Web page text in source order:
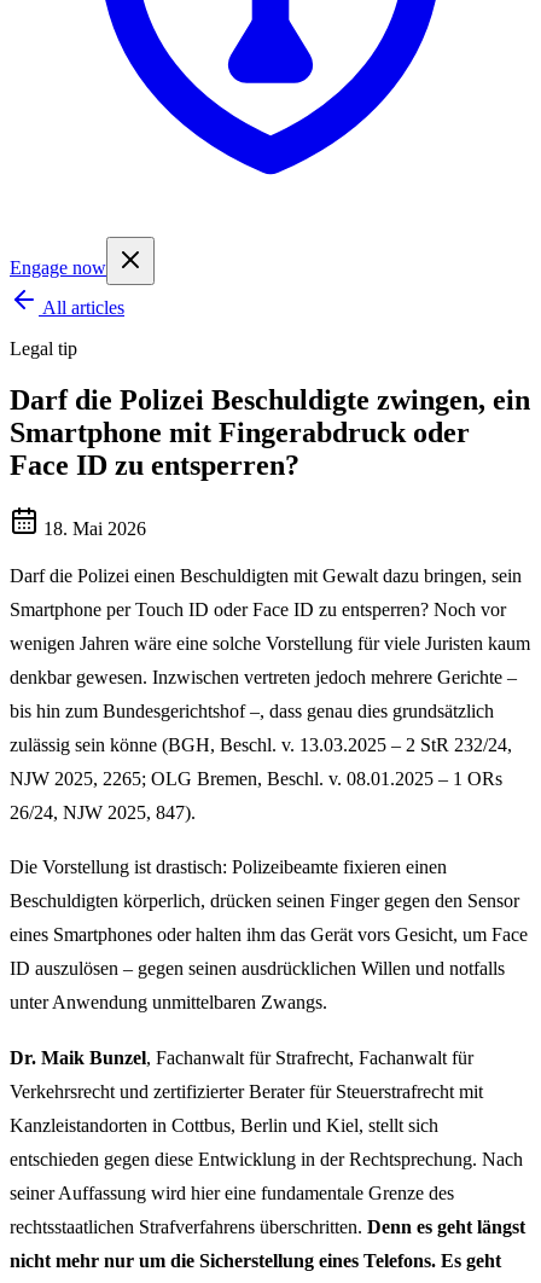
Engage now
All articles
Legal tip
Darf die Polizei Beschuldigte zwingen, ein
Smartphone mit Fingerabdruck oder
Face ID zu entsperren?
18. Mai 2026
Darf die Polizei einen Beschuldigten mit Gewalt dazu bringen, sein
Smartphone per Touch ID oder Face ID zu entsperren? Noch vor
wenigen Jahren wäre eine solche Vorstellung für viele Juristen kaum
denkbar gewesen. Inzwischen vertreten jedoch mehrere Gerichte –
bis hin zum Bundesgerichtshof –, dass genau dies grundsätzlich
zulässig sein könne (BGH, Beschl. v. 13.03.2025 – 2 StR 232/24,
NJW 2025, 2265; OLG Bremen, Beschl. v. 08.01.2025 – 1 ORs
26/24, NJW 2025, 847).
Die Vorstellung ist drastisch: Polizeibeamte fixieren einen
Beschuldigten körperlich, drücken seinen Finger gegen den Sensor
eines Smartphones oder halten ihm das Gerät vors Gesicht, um Face
ID auszulösen – gegen seinen ausdrücklichen Willen und notfalls
unter Anwendung unmittelbaren Zwangs.
Dr. Maik Bunzel, Fachanwalt für Strafrecht, Fachanwalt für
Verkehrsrecht und zertifizierter Berater für Steuerstrafrecht mit
Kanzleistandorten in Cottbus, Berlin und Kiel, stellt sich
entschieden gegen diese Entwicklung in der Rechtsprechung. Nach
seiner Auffassung wird hier eine fundamentale Grenze des
rechtsstaatlichen Strafverfahrens überschritten. Denn es geht längst
nicht mehr nur um die Sicherstellung eines Telefons. Es geht